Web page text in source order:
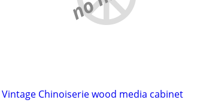
Vintage Chinoiserie wood media cabinet